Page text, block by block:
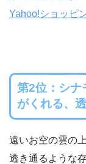
Yahoo!ショッピ
第2位：シナ
がくれる、
遠いお空の雲の
透き通るような